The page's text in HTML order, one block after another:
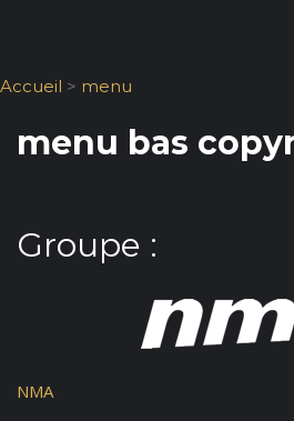
Accueil > menu
menu bas
Groupe :
NMA